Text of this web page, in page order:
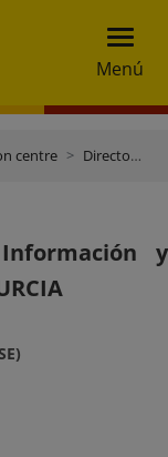
Menú
centre Directory of documentation centres
y